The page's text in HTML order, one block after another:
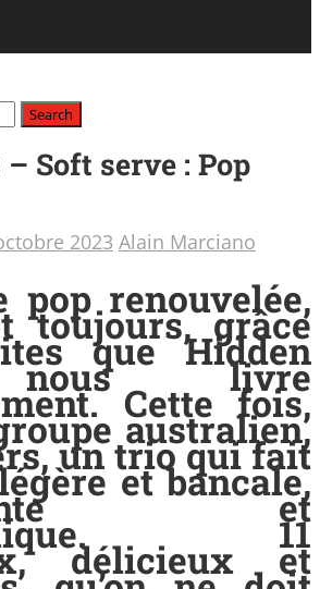
Soft serve : Pop
2023 Alain Marciano
pop renouvelée,
toujours, grâce
que Hidden
livre
Cette fois,
australien,
, un trio qui fait
et bancale,
et
11
délicieux et